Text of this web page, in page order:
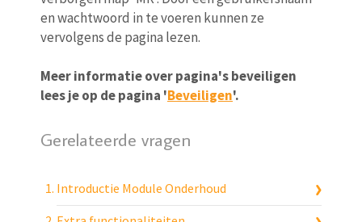
en wachtwoord in te voeren kunnen ze
vervolgens de pagina lezen.
Meer informatie over pagina's beveiligen
lees je op de pagina 'Beveiligen'.
Gerelateerde vragen
Introductie Module Onderhoud